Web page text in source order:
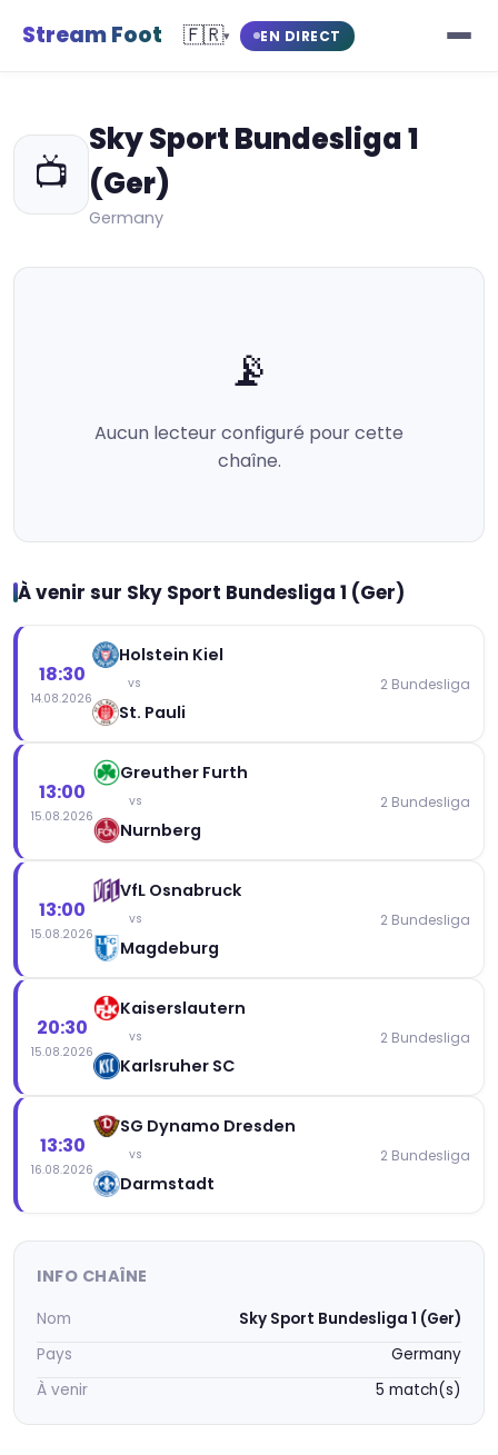
Stream Foot 🇫🇷▾ EN DIRECT
📺
Sky Sport Bundesliga 1
(Ger)
Germany
📡
Aucun lecteur configuré pour cette
chaîne.
À venir sur Sky Sport Bundesliga 1 (Ger)
18:30
14.08.2026
Holstein Kiel
vs
St. Pauli
2 Bundesliga
13:00
15.08.2026
Greuther Furth
vs
Nurnberg
2 Bundesliga
13:00
15.08.2026
VfL Osnabruck
vs
Magdeburg
2 Bundesliga
20:30
15.08.2026
Kaiserslautern
vs
Karlsruher SC
2 Bundesliga
13:30
16.08.2026
SG Dynamo Dresden
vs
Darmstadt
2 Bundesliga
INFO CHAÎNE
Nom
Sky Sport Bundesliga 1 (Ger)
Pays
Germany
À venir
5 match(s)